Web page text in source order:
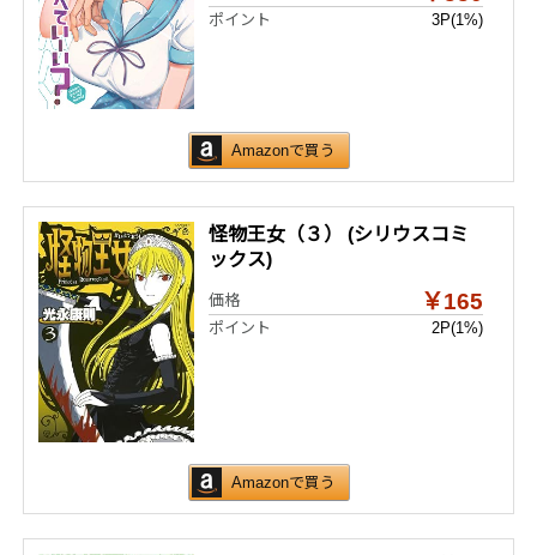
ポイント 3P(1%)
Amazonで買う
怪物王女（３） (シリウスコミ
ックス)
価格 ￥165
ポイント 2P(1%)
Amazonで買う